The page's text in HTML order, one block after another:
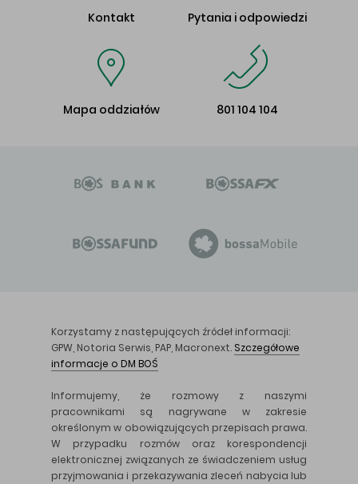
Kontakt Pytania i odpowiedzi
Mapa oddziałów 801 104 104
Korzystamy z następujących źródeł informacji:
GPW, Notoria Serwis, PAP, Macronext. Szczegółowe
informacje o DM BOŚ
Informujemy, że rozmowy z naszymi
pracownikami są nagrywane w zakresie
określonym w obowiązujących przepisach prawa.
W przypadku rozmów oraz korespondencji
elektronicznej związanych ze świadczeniem usług
przyjmowania i przekazywania zleceń nabycia lub